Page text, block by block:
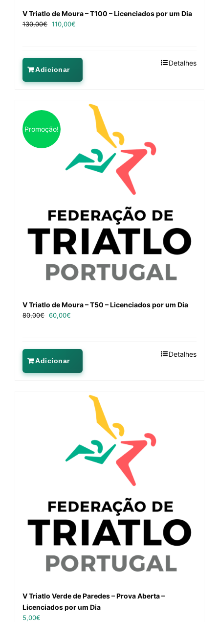
V Triatlo de Moura – T100 – Licenciados por um Dia
130,00€ 110,00€
Adicionar
Detalhes
Promoção!
V Triatlo de Moura – T50 – Licenciados por um Dia
80,00€ 60,00€
Adicionar
Detalhes
V Triatlo Verde de Paredes – Prova Aberta –
Licenciados por um Dia
5,00€